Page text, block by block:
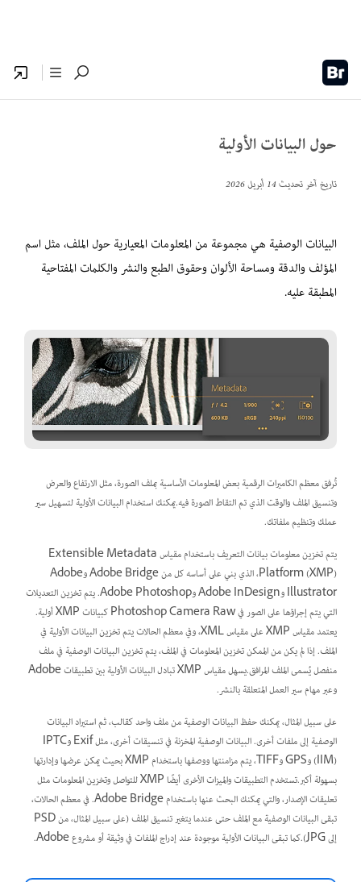
حول البيانات الأولية
تاريخ آخر تحديث14 أبريل 2026
البيانات الوصفية هي مجموعة من المعلومات المعيارية حول الملف، مثل اسم
المؤلف والدقة ومساحة الألوان وحقوق الطبع والنشر والكلمات المفتاحية
المطبقة عليه.
تُرفق معظم الكاميرات الرقمية بعض المعلومات الأساسية بملف الصورة، مثل الارتفاع والعرض
وتنسيق الملف والوقت الذي تم التقاط الصورة فيه.يمكنك استخدام البيانات الأولية لتسهيل سير
عملك وتنظيم ملفاتك.
يتم تخزين معلومات بيانات التعريف باستخدام مقياس Extensible Metadata
Platform (XMP)، الذي بني على أساسه كل من Adobe Bridge وAdobe
Illustrator وAdobe InDesign وAdobe Photoshop. يتم تخزين التعديلات
التي يتم إجراؤها على الصور في Photoshop Camera Raw كبيانات XMP أولية.
يعتمد مقياس XMP على مقياس XML، وفي معظم الحالات يتم تخزين البيانات الأولية في
الملف. إذا لم يكن من الممكن تخزين المعلومات في الملف، يتم تخزين البيانات الوصفية في ملف
منفصل يُسمى الملف المرافق.يسهل مقياس XMP تبادل البيانات الأولية بين تطبيقات Adobe
وعبر مهام سير العمل المتعلقة بالنشر.
على سبيل المثال، يمكنك حفظ البيانات الوصفية من ملف واحد كقالب، ثم استيراد البيانات
الوصفية إلى ملفات أخرى. البيانات الوصفية المخزنة في تنسيقات أخرى، مثل Exif وIPTC
(IIM) وGPS وTIFF، يتم مزامنتها ووصفها باستخدام XMP بحيث يمكن عرضها وإدارتها
بسهولة أكبر.تستخدم التطبيقات والميزات الأخرى أيضًا XMP للتواصل وتخزين المعلومات مثل
تعليقات الإصدار، والتي يمكنك البحث عنها باستخدام Adobe Bridge. في معظم الحالات،
تبقى البيانات الوصفية مع الملف حتى عندما يتغير تنسيق الملف (على سبيل المثال، من PSD
إلى JPG).كما تبقى البيانات الأولية موجودة عند إدراج الملفات في وثيقة أو مشروع Adobe.